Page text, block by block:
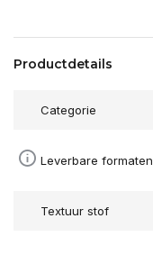
Productdetails
Categorie
Leverbare formaten
Textuur stof